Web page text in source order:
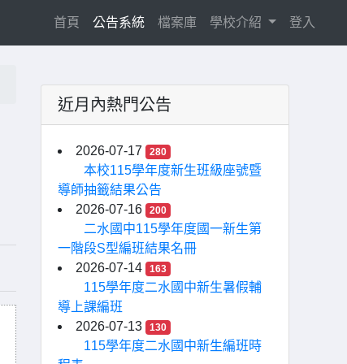
首頁 (current)
公告系統 檔案庫 學校介紹 登入
近月內熱門公告
2026-07-17 280
本校115學年度新生班級座號暨
導師抽籤結果公告
2026-07-16
200
二水國中115學年度國一新生第
一階段S型編班結果名冊
2026-07-14
163
115學年度二水國中新生暑假輔
導上課編班
2026-07-13
130
115學年度二水國中新生編班時